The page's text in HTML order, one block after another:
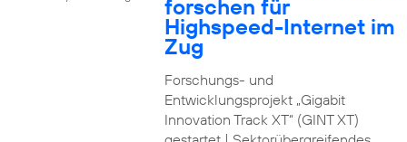
forschen für
Highspeed-Internet im
Zug
Forschungs- und
Entwicklungsprojekt „Gigabit
Innovation Track XT“ (GINT XT)